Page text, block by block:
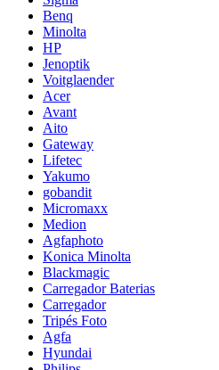
Benq
Minolta
HP
Jenoptik
Voitglaender
Acer
Avant
Aito
Gateway
Lifetec
Yakumo
gobandit
Micromaxx
Medion
Agfaphoto
Konica Minolta
Blackmagic
Carregador Baterias
Carregador
Tripés Foto
Agfa
Hyundai